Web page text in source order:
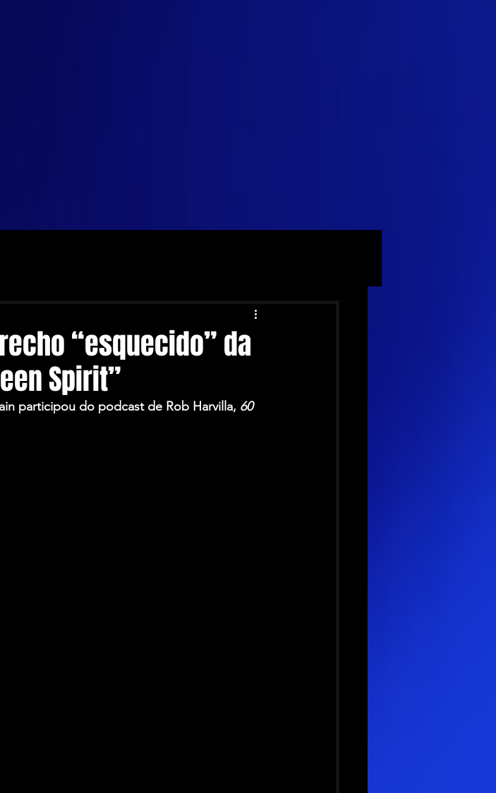
“esquecido” da
Spirit”
participou do podcast de Rob Harvilla, 60